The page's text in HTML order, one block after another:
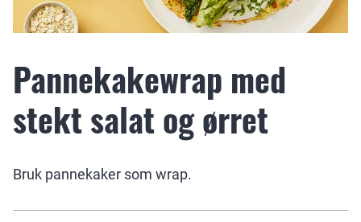
Pannekakewrap med
stekt salat og ørret
Bruk pannekaker som wrap.